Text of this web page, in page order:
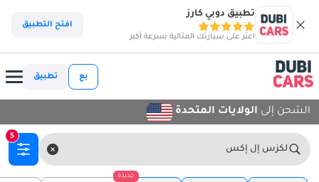
تطبيق دوبي كارز
اعثر على سيارتك المثالية بسرعة أكبر
افتح التطبيق
بع تطبيق
الشحن إلى الولايات المتحدة
لكزس إل إكس
5
جديدة